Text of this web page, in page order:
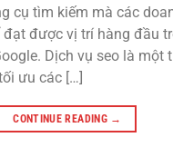
cụ tìm kiếm mà các
được vị trí hàng đầu
Dịch vụ seo là một
ưu các […]
CONTINUE READING →